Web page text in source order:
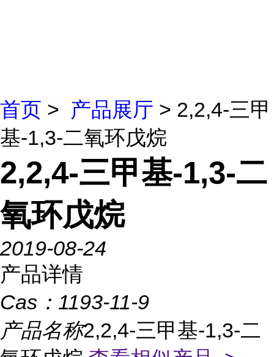
首页 > 产品展厅 > 2,2,4-三甲
基-1,3-二氧环戊烷
2,2,4-三甲基-1,3-二
氧环戊烷
2019-08-24
产品详情
Cas： 1193-11-9
产品名称2,2,4-三甲基-1,3-二